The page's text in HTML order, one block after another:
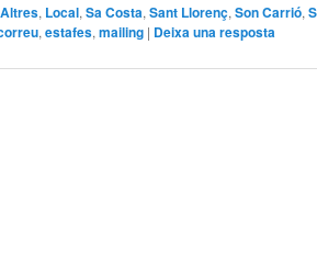
Altres, Local,Sa Costa,Sant Llorenç,Son Carrió,
,estafes,mailing | Deixa una resposta